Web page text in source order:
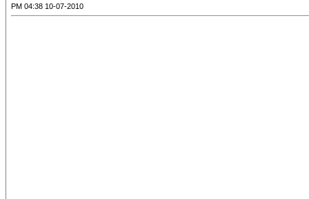
10-07-2010 04:38 PM